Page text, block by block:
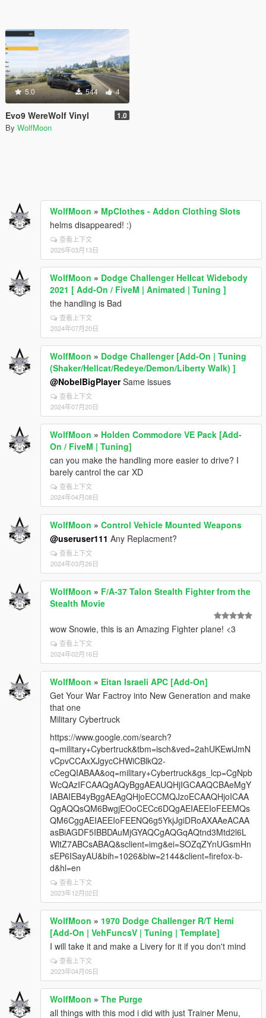
5.0 544 4
Evo9 WereWolf Vinyl 1.0
By WolfMoon
WolfMoon » MpClothes - Addon Clothing Slots
helms disappeared! :)
查看上下文
2025年03月13日
WolfMoon » Dodge Challenger Hellcat Widebody
2021 [ Add-On / FiveM | Animated | Tuning ]
the handling is Bad
查看上下文
2024年07月20日
WolfMoon » Dodge Challenger [Add-On | Tuning
(Shaker/Hellcat/Redeye/Demon/Liberty Walk) ]
@NobelBigPlayerSame issues
查看上下文
2024年07月20日
WolfMoon » Holden Commodore VE Pack [Add-
On / FiveM | Tuning]
can you make the handling more easier to drive? I
barely cantrol the car XD
查看上下文
2024年04月08日
WolfMoon » Control Vehicle Mounted Weapons
@useruser111 Any Replacment?
查看上下文
2024年03月26日
WolfMoon » F/A-37 Talon Stealth Fighter from the
Stealth Movie
wow Snowie, this is an Amazing Fighter plane! <3
查看上下文
2024年02月16日
WolfMoon » Eitan Israeli APC [Add-On]
Get Your War Factroy into New Generation and make
that one
Military Cybertruck
https://www.google.com/search?
q=military+Cybertruck&tbm=isch&ved=2ahUKEwiJmN
vCpvCCAxXJgycCHWiCBlkQ2-
cCegQIABAA&oq=military+Cybertruck&gs_lcp=CgNpb
WcQAzIFCAAQgAQyBggAEAUQHjIGCAAQCBAeMgY
IABAIEB4yBggAEAgQHjoECCMQJzoECAAQHjoICAA
QgAQQsQM6BwgjEOoCECc6DQgAEIAEEIoFEEMQs
QM6CggAEIAEEIoFEENQ6g5YkjJgiDRoAXAAeACAA
asBiAGDF5IBBDAuMjGYAQCgAQGqAQtnd3Mtd2l6L
WltZ7ABCsABAQ&sclient=img&ei=SOZqZYnUGsmHn
sEP6ISayAU&bih=1026&biw=2144&client=firefox-b-
d&hl=en
查看上下文
2023年12月02日
WolfMoon » 1970 Dodge Challenger R/T Hemi
[Add-On | VehFuncsV | Tuning | Template]
I will take it and make a Livery for it if you don't mind
查看上下文
2023年04月05日
WolfMoon » The Purge
all things with this mod i did with just Trainer Menu,